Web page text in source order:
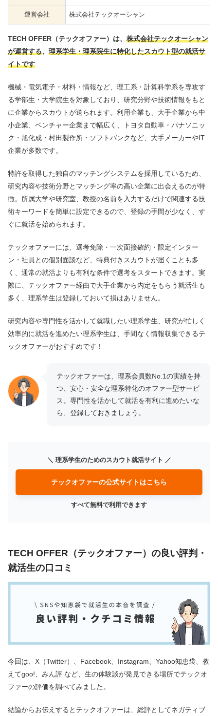
運営会社 株式会社テックオーシャン
TECH OFFER（テックオファー）は、 株式会社テックオーシャン
が運営する、 理系学生・理系院生に特化したスカウト型の就活サ
イトです
機械・電気電子・材料・情報など、理工系・計算科学系を専攻す
る学部生・大学院生を対象しており、研究分野や技術情報をもと
に企業からスカウトが送られます。利用企業も、大手企業から中
小企業、ベンチャー企業まで幅広く、トヨタ自動車・パナソニッ
ク・旭化成・村田製作所・ソフトバンクなど、大手メーカーやIT
企業が多数です。
特許を取得した独自のマッチングシステムを採用しているため、
研究内容や技術分野とマッチング率の高い企業に出会えるのが特
徴。所属大学や研究室、教授の名前を入力するだけで関連する技
術キーワードを簡単に設定できるので、登録の手間が少なく、す
ぐに就活を始められます。
テックオファーには、選考免除・一次面接確約・限定インター
ン・社員との個別面談など、特典付きスカウトが届くことも多
く、通常の就活よりも有利な条件で選考をスタートできます。実
際に、テックオファー経由で大手企業から内定をもらう就活生も
多く、理系学生は登録しておいて損はありません。
研究内容や専門性を活かして就職したい理系学生、研究が忙しく
効率的に就活を進めたい理系学生は、手間なく情報収集できるテ
ックオファーがおすすめです！
テックオファーは、理系会員数No.1の実績を持
つ、安心・安全な理系特化のオファー型サービ
ス。専門性を活かして就活を有利に進めたいな
ら、登録しておきましょう。
＼ 理系学生のためのスカウト就活サイト ／
テックオファーの公式サイトはこちら
すべて無料で利用できます
TECH OFFER（テックオファー）の良い評判・
就活生の口コミ
今回は、X（Twitter）、Facebook、Instagram、Yahoo知恵袋、教
えてgoo!、みん評 など、生の体験談が発見できる場所でテックオ
ファーの評価を調べてみました。
結論からお伝えするとテックオファーは、総評としてネガティブ